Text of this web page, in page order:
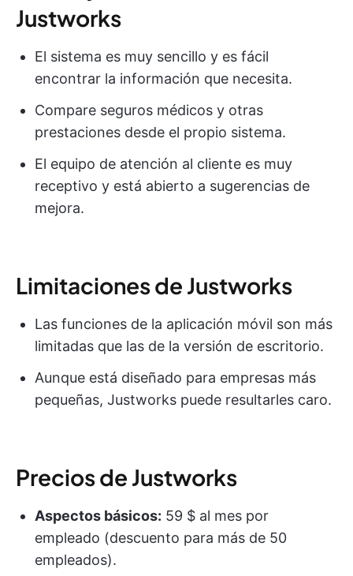
Justworks
El sistema es muy sencillo y es fácil
encontrar la información que necesita.
Compare seguros médicos y otras
prestaciones desde el propio sistema.
El equipo de atención al cliente es muy
receptivo y está abierto a sugerencias de
mejora.
Limitaciones de Justworks
Las funciones de la aplicación móvil son más
limitadas que las de la versión de escritorio.
Aunque está diseñado para empresas más
pequeñas, Justworks puede resultarles caro.
Precios de Justworks
Aspectos básicos: 59 $ al mes por
empleado (descuento para más de 50
empleados).